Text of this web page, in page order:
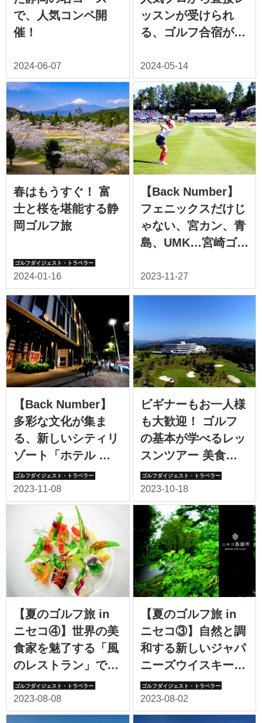
で、人気コンペ開
催！
ッスンが受けられ
る、ゴルフ合宿が人
春はもうすぐ！ 富
士と桜を堪能する静
岡ゴルフ旅
【Back Number】
フェニックスだけじ
ゃない、宮カン、青
島、UMK…宮崎ゴル
ースの宝庫です!
【Back Number】
多彩な文化が集ま
る、新しいシティリ
ゾート「ホテル コ
レクティブ」（那
覇）
ビギナーもお一人様
も大歓迎！ ゴルフ
の基本が学べるレッ
スンツアー 美食＆
温泉を堪能しながら
スキルアップしよう
！ ＜さつまゴルフ
リゾート＞
【夏のゴルフ旅 in
ニセコ④】世界の美
食家を魅了する「風
のレストラン」で感
動の食体験を＜マッ
カリーナ＞
【夏のゴルフ旅 in
ニセコ③】自然と調
和する新しいジャパ
ニーズウイスキーに
注目＜ニセコ蒸溜所
＞